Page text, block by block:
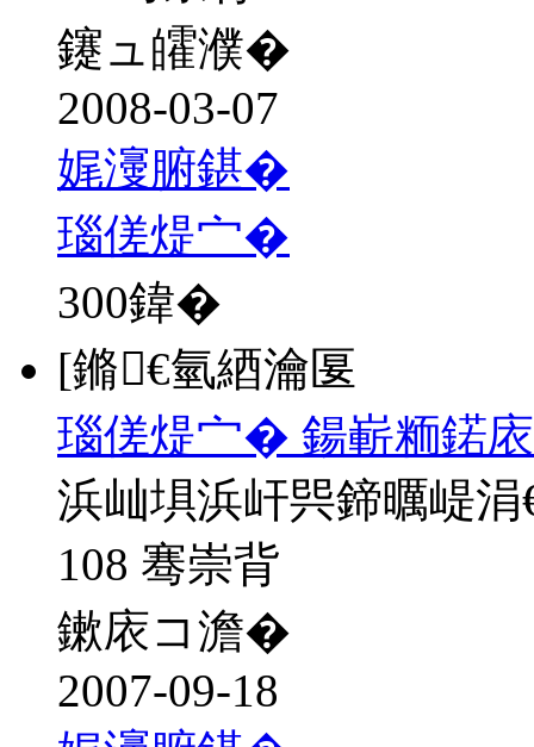
鑳ュ皬濮�
2008-03-07
娓濅腑鍖�
瑙傞煶宀�
300鍏�
[鏅€氫綇瀹匽
瑙傞煶宀� 鍚嶄粫鍩
浜屾埧浜屽巺鍗曞崼涓
108 骞崇背
鏉庡コ澹�
2007-09-18